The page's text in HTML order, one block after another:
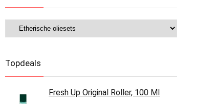
Topdeals
Fresh Up Original Roller, 100 Ml